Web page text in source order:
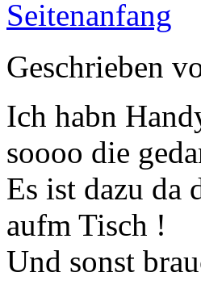
Seitenanfang
Geschrieben
Ich habn
soooo die
Es ist dazu da
aufm Tisch !
Und sonst